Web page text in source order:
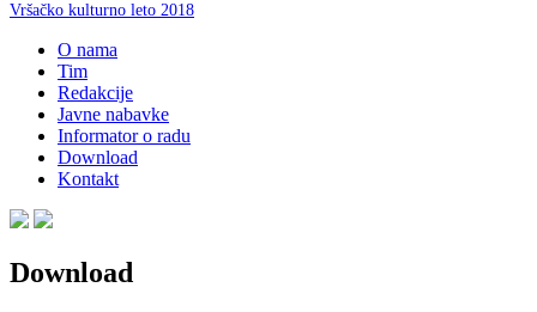
Vršačko kulturno leto 2018
O nama
Tim
Redakcije
Javne nabavke
Informator o radu
Download
Kontakt
Download